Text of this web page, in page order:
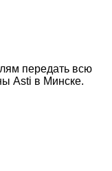
передать всю
Asti в Минске.